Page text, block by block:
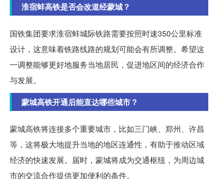
淮宿蚌高铁是否会改道经蒙城？
国铁集团要求淮宿蚌城际铁路需要按照时速350公里标准
设计，这意味着铁路线路的规划可能会有所调整。希望这
一调整能够更好地服务当地居民，促进地区间的经济合作
与发展。
蒙城高铁开通后能直达哪些城市？
蒙城高铁将连接多个重要城市，比如三门峡、郑州、许昌
等，这将极大地提升当地的地区连通性，有助于推动区域
经济的快速发展。届时，蒙城将成为交通枢纽，为周边城
市的交流合作提供更加便利的条件。